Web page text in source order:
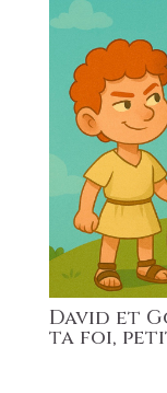
David et
ta foi,